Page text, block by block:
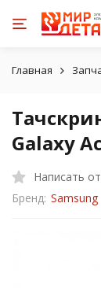
Главная
Galaxy
Написать
Бренд: Samsung